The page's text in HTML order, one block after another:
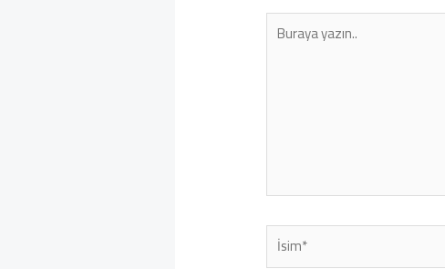
Buraya
yazın..
İsim*